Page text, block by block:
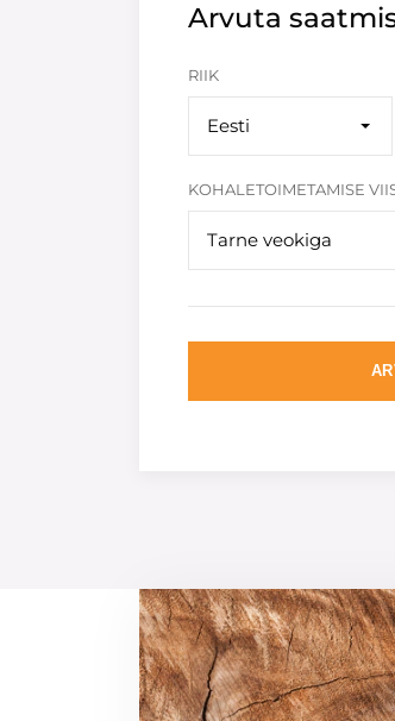
Arvuta
RIIK
Eesti
KOHALETOIMETAMISE
Tarne veokiga